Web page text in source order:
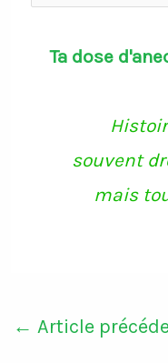
Ta dose
souvent
mais
← Article